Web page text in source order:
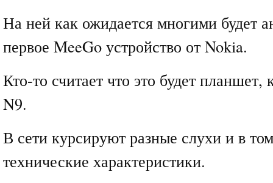
На ней как ожидается многими будет
первое MeeGo устройство от Nokia.
Кто-то считает что это будет
N9.
В сети курсируют разные слухи и в
технические характеристики.